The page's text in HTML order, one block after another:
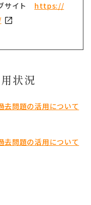
サイト https://
状況
去問題の活用について
去問題の活用について